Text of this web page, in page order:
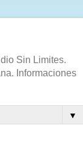
Sin Limites.
Informaciones
▼